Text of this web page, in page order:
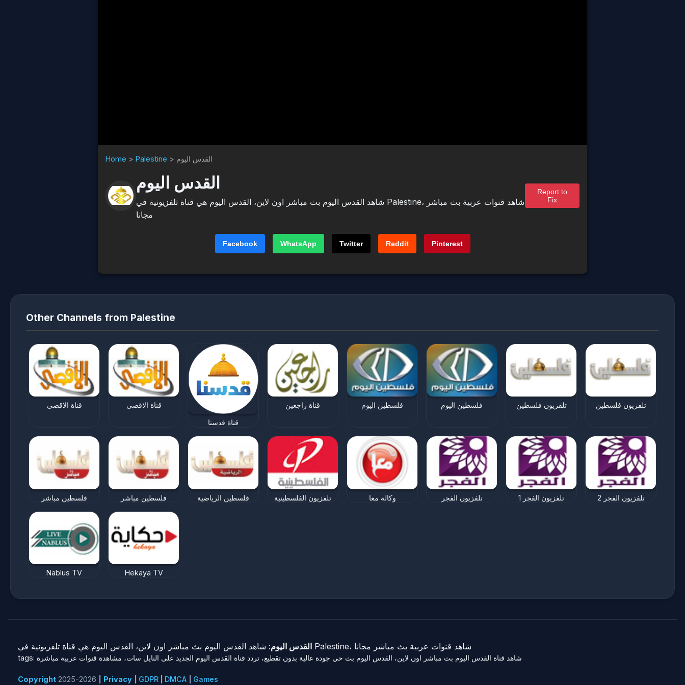
Home > Palestine > القدس اليوم
القدس اليوم
شاهد القدس اليوم بث مباشر اون لاين، القدس اليوم هي قناة تلفزيونية في Palestine، شاهد قنوات عربية بث مباشر
مجانا
Report to
Fix
Facebook WhatsApp Twitter Reddit Pinterest
Other Channels from Palestine
قناة الاقصى
قناة الاقصى
قناة قدسنا
قناة راجعين فلسطين اليوم فلسطين اليوم تلفزيون فلسطين تلفزيون فلسطين
فلسطين مباشر فلسطين مباشر فلسطين الرياضية تلفزيون الفلسطينية وكالة معا تلفزيون الفجر تلفزيون الفجر 1 تلفزيون الفجر 2
Nablus TV Hekaya TV
القدس اليوم : شاهد القدس اليوم بث مباشر اون لاين، القدس اليوم هي قناة تلفزيونية في Palestine، شاهد قنوات عربية بث مباشر مجانا
tags: شاهد قناة القدس اليوم بث مباشر اون لاين، القدس اليوم بث حي جودة عالية بدون تقطيع، تردد قناة القدس اليوم الجديد على النايل سات، مشاهدة قنوات عربية مباشرة
Copyright 2025-2026 Privacy GDPR DMCA Games